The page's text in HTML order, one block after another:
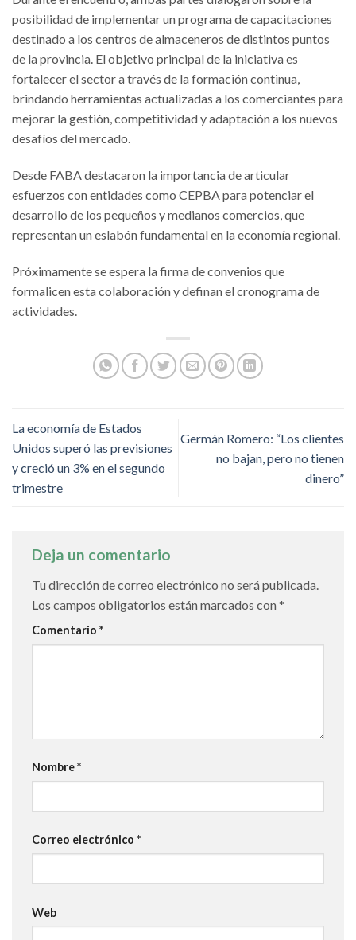
posibilidad de implementar un programa de capacitaciones
destinado a los centros de almaceneros de distintos puntos
de la provincia. El objetivo principal de la iniciativa es
fortalecer el sector a través de la formación continua,
brindando herramientas actualizadas a los comerciantes para
mejorar la gestión, competitividad y adaptación a los nuevos
desafíos del mercado.
Desde FABA destacaron la importancia de articular
esfuerzos con entidades como CEPBA para potenciar el
desarrollo de los pequeños y medianos comercios, que
representan un eslabón fundamental en la economía regional.
Próximamente se espera la firma de convenios que
formalicen esta colaboración y definan el cronograma de
actividades.
La economía de Estados
Unidos superó las previsiones
y creció un 3% en el segundo
trimestre
Germán Romero: “Los clientes
no bajan, pero no tienen
dinero”
Deja un comentario
Tu dirección de correo electrónico no será publicada.
Los campos obligatorios están marcados con*
Comentario *
Nombre*
Correo electrónico *
Web